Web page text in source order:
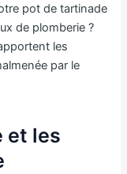
pot de tartinade
de plomberie ?
les
par le
et les